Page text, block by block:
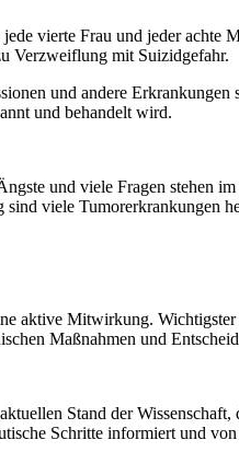
vierte Frau und jeder achte
Verzweiflung mit Suizidgefahr.
und andere Erkrankungen
und behandelt wird.
und viele Fragen stehen
viele Tumorerkrankungen
aktive Mitwirkung.
Maßnahmen und
Stand der
Schritte informiert und